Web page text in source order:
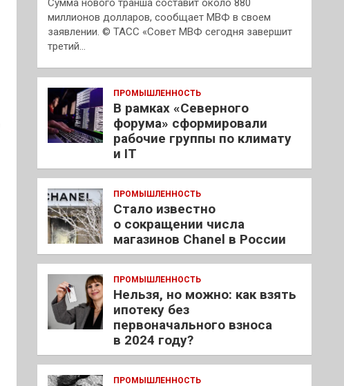
Сумма нового транша составит около 880
миллионов долларов, сообщает МВФ в своем
заявлении. © ТАСС «Совет МВФ сегодня завершит
третий…
ПРОМЫШЛЕННОСТЬ
В рамках «Северного
форума» сформировали
рабочие группы по климату
и IT
ПРОМЫШЛЕННОСТЬ
Стало известно
о сокращении числа
магазинов Chanel в России
ПРОМЫШЛЕННОСТЬ
Нельзя, но можно: как взять
ипотеку без
первоначального взноса
в 2024 году?
ПРОМЫШЛЕННОСТЬ